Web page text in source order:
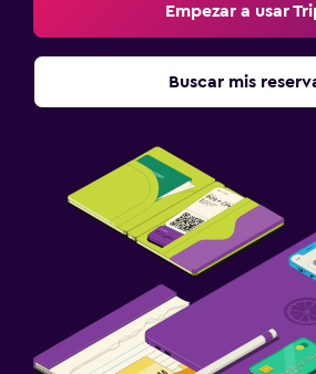
Empezar a usar
Buscar mis